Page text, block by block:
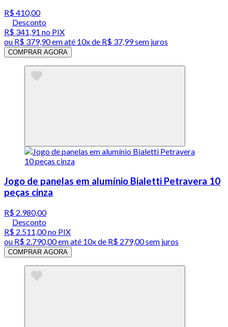
R$ 410,00
Desconto
R$ 341,91 no PIX
ou R$ 379,90em até 10x de R$ 37,99 sem juros
COMPRAR AGORA
Jogo de panelas em alumínio Bialetti Petravera 10
peças cinza
R$ 2.980,00
Desconto
R$ 2.511,00no PIX
ou R$ 2.790,00em até 10x de R$ 279,00 sem juros
COMPRAR AGORA